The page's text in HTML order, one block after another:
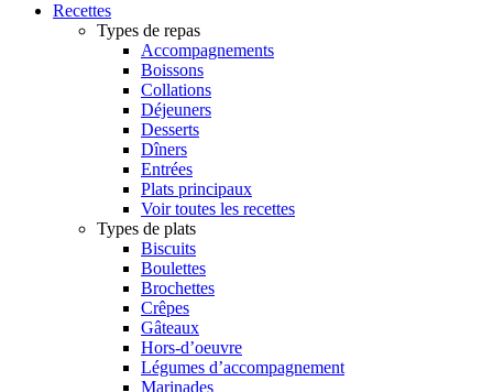
Recettes
Types de repas
Accompagnements
Boissons
Collations
Déjeuners
Desserts
Dîners
Entrées
Plats principaux
Voir toutes les recettes
Types de plats
Biscuits
Boulettes
Brochettes
Crêpes
Gâteaux
Hors-d’oeuvre
Légumes d’accompagnement
Marinades